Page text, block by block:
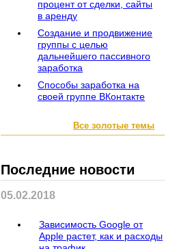
процент от сделки, сайты
в аренду
Создание и продвижение
группы с целью
дальнейшего пассивного
заработка
Способы заработка на
своей группе ВКонтакте
Все золотые темы
Последние новости
05.02.2018
Зависимость Google от
Apple растет, как и расходы